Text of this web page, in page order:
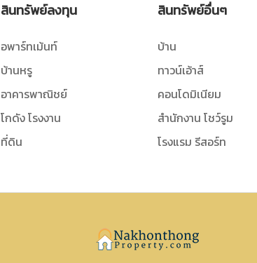
สินทรัพย์ลงทุน
อพาร์ทเม้นท์
บ้านหรู
อาคารพาณิชย์
โกดัง โรงงาน
ที่ดิน
สินทรัพย์อื่นๆ
บ้าน
ทาวน์เอ้าส์
คอนโดมิเนียม
สำนักงาน โชว์รูม
โรงแรม รีสอร์ท